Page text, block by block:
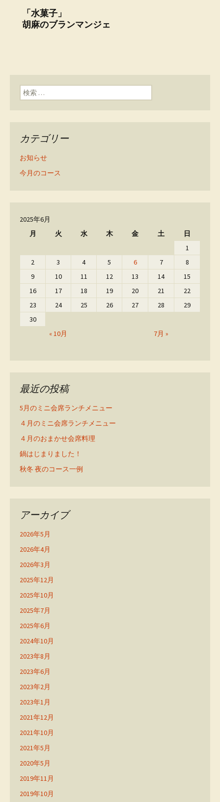
「水菓子」
胡麻のブランマンジェ
検索:
カテゴリー
お知らせ
今月のコース
2025年6月
月
火 水 木 金 土 日
« 10月 7月 »
1
2
3 4 5 6 7
8
9
10 11 12 13 14
15
16
17 18 19 20 21
22
23
24 25 26 27 28
29
30
最近の投稿
5月のミニ会席ランチメニュー
４月のミニ会席ランチメニュー
４月のおまかせ会席料理
鍋はじまりました！
秋冬 夜のコース一例
アーカイブ
2026年5月
2026年4月
2026年3月
2025年12月
2025年10月
2025年7月
2025年6月
2024年10月
2023年8月
2023年6月
2023年2月
2023年1月
2021年12月
2021年10月
2021年5月
2020年5月
2019年11月
2019年10月